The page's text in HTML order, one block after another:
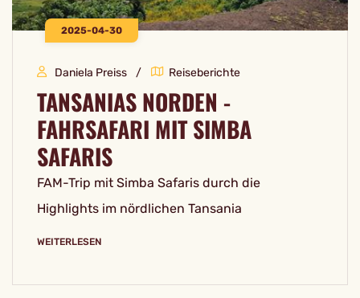
2025-04-30
Daniela Preiss Reiseberichte
TANSANIAS NORDEN -
FAHRSAFARI MIT SIMBA
SAFARIS
FAM-Trip mit Simba Safaris durch die
Highlights im nördlichen Tansania
WEITERLESEN